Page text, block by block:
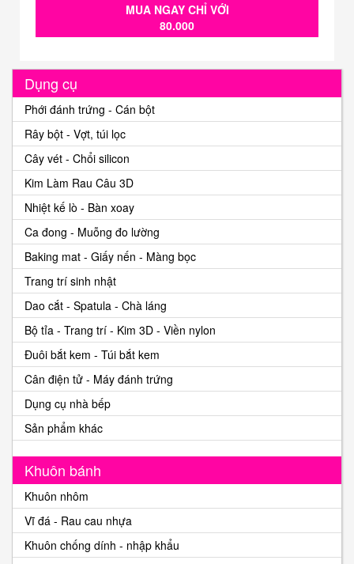
MUA NGAY CHỈ VỚI
80.000
Dụng cụ
Phới đánh trứng - Cán bột
Rây bột - Vợt, túi lọc
Cây vét - Chổi silicon
Kim Làm Rau Câu 3D
Nhiệt kế lò - Bàn xoay
Ca đong - Muỗng đo lường
Baking mat - Giấy nến - Màng bọc
Trang trí sinh nhật
Dao cắt - Spatula - Chà láng
Bộ tỉa - Trang trí - Kim 3D - Viền nylon
Đuôi bắt kem - Túi bắt kem
Cân điện tử - Máy đánh trứng
Dụng cụ nhà bếp
Sản phẩm khác
Khuôn bánh
Khuôn nhôm
Vĩ đá - Rau cau nhựa
Khuôn chống dính - nhập khẩu